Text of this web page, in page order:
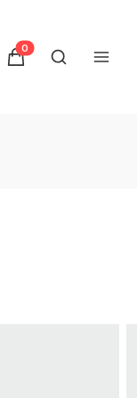
Produkty w
Otwórz